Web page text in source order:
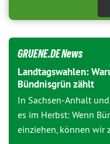
GRUENE.DE News
Landtagswahlen:
Bündnisgrün zählt
In Sachsen-Anhalt
es im Herbst: Wenn
einziehen, können wir